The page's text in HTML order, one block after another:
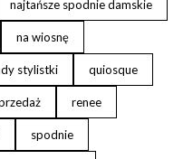
najtańsze spodnie damskie
na wiosnę
stylistki quiosque
renee
spodnie